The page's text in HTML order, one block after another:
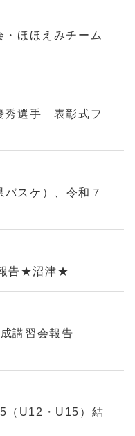
ほほえみチーム
秀選手 表彰式フ
スケ）、令和７
告★沼津★
講習会報告
（U12・U15）結